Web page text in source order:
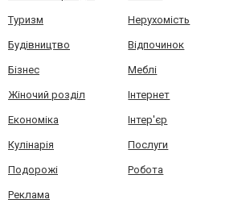
Туризм Нерухомість
Будівництво Відпочинок
Бізнес Меблі
Жіночий розділ Інтернет
Економіка Інтер'єр
Кулінарія Послуги
Подорожі Робота
Реклама